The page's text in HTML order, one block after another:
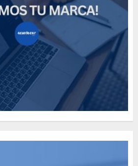
How Many of These Italian
MAYO 14, 2024 811